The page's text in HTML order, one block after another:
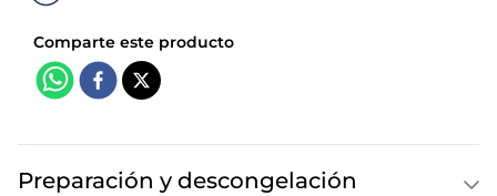
Preparación y descongelación